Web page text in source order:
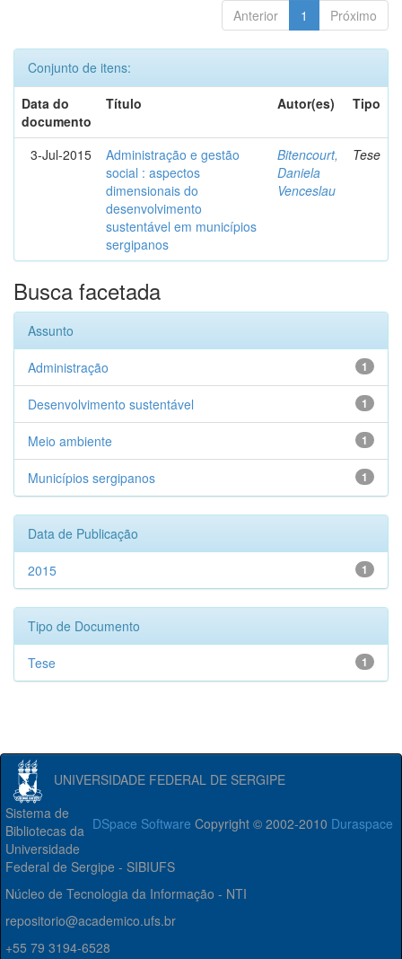
Anterior 1 Próximo
Conjunto de itens:
Data do
documento
Título Autor(es) Tipo
3-Jul-2015
Administração e gestão
social : aspectos
dimensionais do
desenvolvimento
sustentável em municípios
sergipanos
Bitencourt,
Daniela
Venceslau
Tese
Busca facetada
Assunto
1
Administração
1
Desenvolvimento sustentável
1
Meio ambiente
1
Municípios sergipanos
Data de Publicação
1
2015
Tipo de Documento
1
Tese
UNIVERSIDADE FEDERAL DE SERGIPE
DSpace Software Copyright © 2002-2010 Duraspace
Sistema de
Bibliotecas da
Universidade
Federal de Sergipe - SIBIUFS
Núcleo de Tecnologia da Informação - NTI
repositorio@academico.ufs.br
+55 79 3194-6528